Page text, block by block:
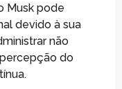
Musk pode
devido à sua
não
do